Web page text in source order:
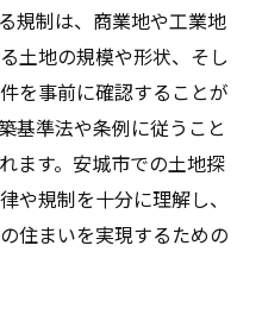
規制は、商業地や工業地
土地の規模や形状、そし
を事前に確認することが
基準法や条例に従うこと
ます。安城市での土地探
や規制を十分に理解し、
住まいを実現するための